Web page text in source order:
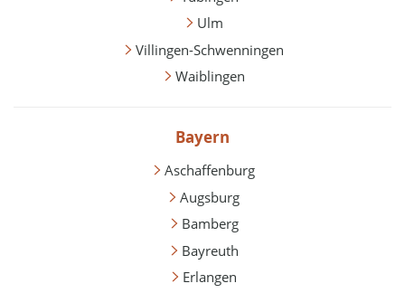
Ulm
Villingen-Schwenningen
Waiblingen
Bayern
Aschaffenburg
Augsburg
Bamberg
Bayreuth
Erlangen